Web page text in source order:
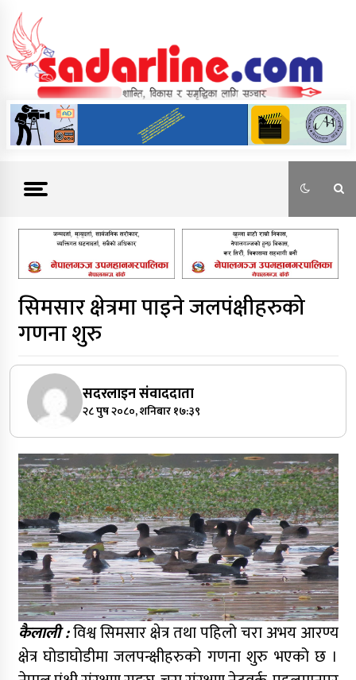
content
News For Nepal
सिमसार क्षेत्रमा पाइने जलपंक्षीहरुको
गणना शुरु
सदरलाइन संवाददाता
२८ पुष २०८०, शनिबार १७:३९
कैलाली :विश्व सिमसार क्षेत्र तथा पहिलो चरा अभय आरण्य
क्षेत्र घोडाघोडीमा जलपन्क्षीहरुको गणना शुरु भएको छ ।